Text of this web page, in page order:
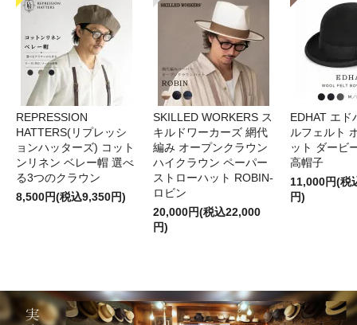
REPRESSION
HATTERS(リプレッシ
ョンハッターズ) コット
ンリネン ベレー帽 選べ
る3つのクラウン
8,500円(税込9,350円)
SKILLED WORKERS ス
キルドワーカーズ 網代
編み オープンクラウン
ハイクラウン ペーパー
ストローハット ROBIN-
ロビン
20,000円(税込22,000
円)
EDHAT エド
ルフェルト
ット ダービ
高帽子
11,000円(税
円)